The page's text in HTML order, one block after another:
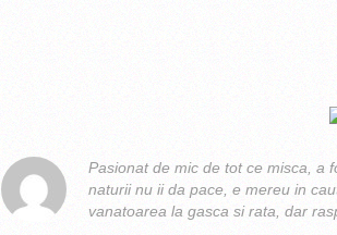
Pasionat de mic de tot ce misca, a
naturii nu ii da pace, e mereu in
vanatoarea la gasca si rata, dar